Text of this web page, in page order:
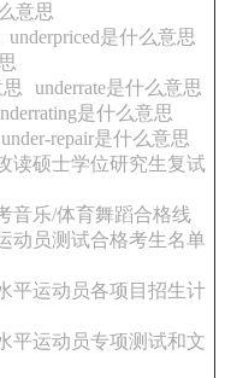
意思
underpriced是什么意思
underrate是什么意思
是什么意思
under-repair是什么意思
读硕士学位研究生复试
音乐/体育舞蹈合格线
动员测试合格考生名单
平运动员各项目招生计
平运动员专项测试和文